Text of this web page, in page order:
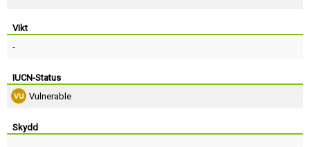
Vikt
-
IUCN-Status
Vulnerable
Skydd